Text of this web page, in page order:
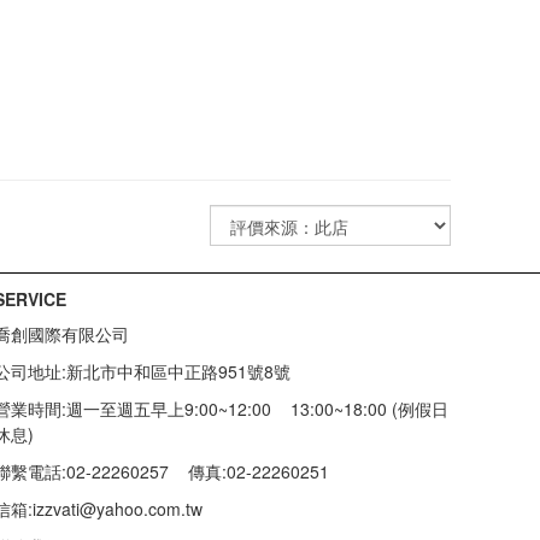
創國際有限公司
司地址:新北市中和區中正路951號8號
業時間:週一至週五早上9:00~12:00 13:00~18:00 (例假日
息)
繫電話:02-22260257 傳真:02-22260251
箱:izzvati@yahoo.com.tw